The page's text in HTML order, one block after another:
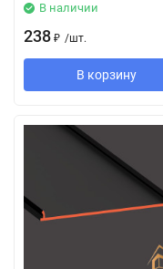
В наличии
238 ₽ /шт.
В корзину